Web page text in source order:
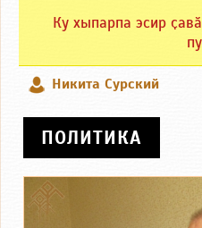
Ку хыпарпа эсир
Никита Сурский
ПОЛИТИКА